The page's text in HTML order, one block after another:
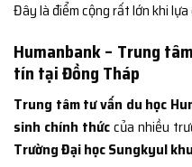
Đây là điểm cộng rất lớn khi lựa
Humanbank – Trung
tín tại Đồng Tháp
Trung tâm tư vấn du học
sinh chính thứccủa nhiều
Trường Đại học Sungkyul